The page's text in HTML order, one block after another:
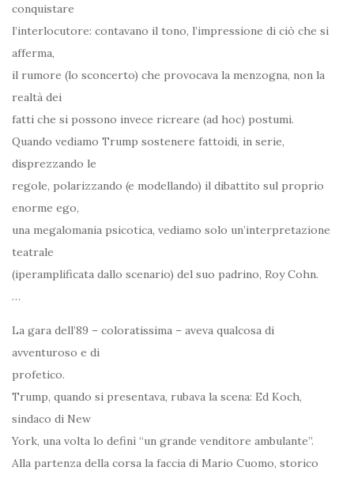
conquistare
l’interlocutore: contavano il tono, l’impressione di ciò che si
afferma,
il rumore (lo sconcerto) che provocava la menzogna, non la
realtà dei
fatti che si possono invece ricreare (ad hoc) postumi.
Quando vediamo Trump sostenere fattoidi, in serie,
disprezzando le
regole, polarizzando (e modellando) il dibattito sul proprio
enorme ego,
una megalomania psicotica, vediamo solo un’interpretazione
teatrale
(iperamplificata dallo scenario) del suo padrino, Roy Cohn.
…
La gara dell’89 – coloratissima – aveva qualcosa di
avventuroso e di
profetico.
Trump, quando si presentava, rubava la scena: Ed Koch,
sindaco di New
York, una volta lo definì “un grande venditore ambulante”.
Alla partenza della corsa la faccia di Mario Cuomo, storico